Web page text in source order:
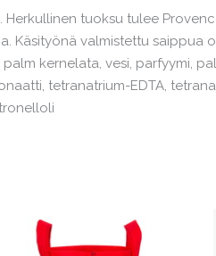
tuoksu tulee
Käsityönä valmistettu saippua
kernelata, vesi, parfyymi,
tetranatrium-EDTA,